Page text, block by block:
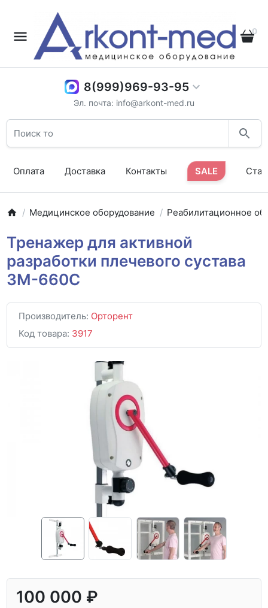
0
8(999)969-93-95
Эл. почта: info@arkont-med.ru
Оплата Доставка Контакты SALE
Медицинское оборудование Реабилитационное
Тренажер для активной
разработки плечевого сустава
ЗМ-660С
Производитель: Орторент
Код товара: 3917
100 000 ₽